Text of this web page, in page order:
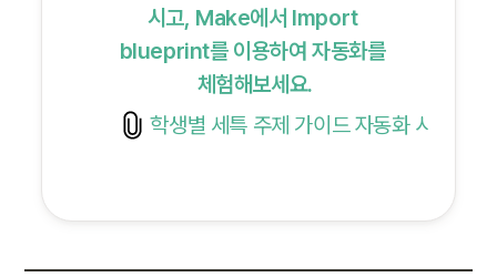
시고, Make에서 Import
blueprint를 이용하여 자동화를
체험해보세요.
학생별 세특 주제 가이드 자동화 시나리